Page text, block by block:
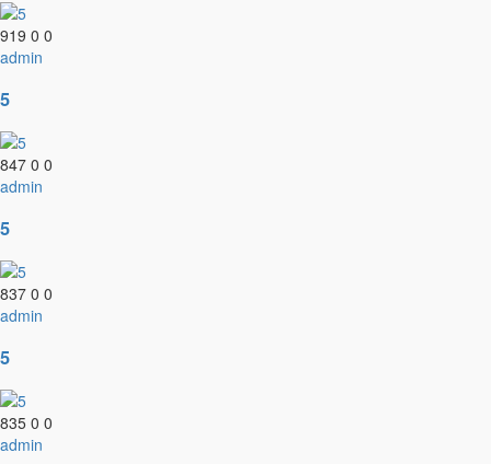
919 0 0
admin
5
847 0 0
admin
5
837 0 0
admin
5
835 0 0
admin